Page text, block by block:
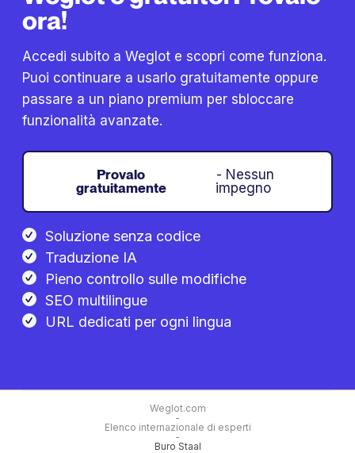
ora!
Accedi subito a Weglot e scopri come funziona.
Puoi continuare a usarlo gratuitamente oppure
passare a un piano premium per sbloccare
funzionalità avanzate.
Provalo
gratuitamente
- Nessun
impegno
Soluzione senza codice
Traduzione IA
Pieno controllo sulle modifiche
SEO multilingue
URL dedicati per ogni lingua
Weglot.com
-
Elenco internazionale di esperti
-
Buro Staal